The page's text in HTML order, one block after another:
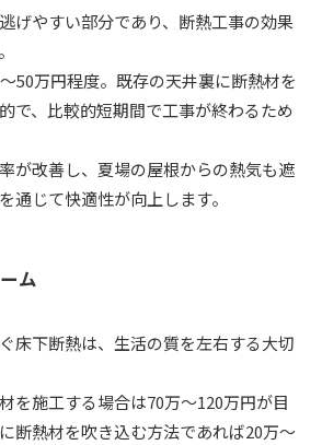
げやすい部分であり、断熱工事の効果
50万円程度。既存の天井裏に断熱材を
で、比較的短期間で工事が終わるため
が改善し、夏場の屋根からの熱気も遮
通じて快適性が向上します。
ム
床下断熱は、生活の質を左右する大切
を施工する場合は70万～120万円が目
断熱材を吹き込む方法であれば20万～